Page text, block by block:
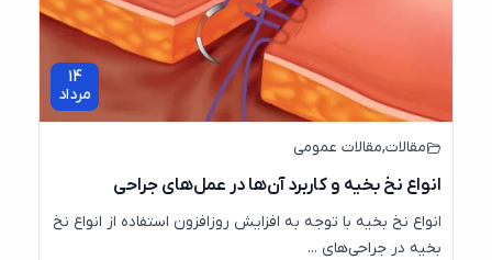
14
مرداد
مقالات,مقالات عمومی
انواع نخ‌ بخیه و کاربرد آن‌ها در عمل‌های جراحی
انواع نخ‌ بخیه با توجه به افزایش روزافزون استفاده از انواع نخ
بخیه در جراحی‌های ...